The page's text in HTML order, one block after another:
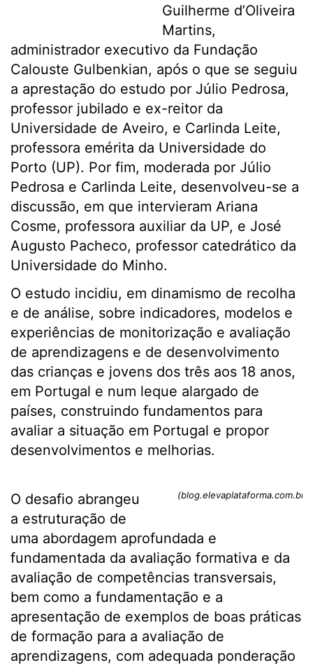
Guilherme d’Oliveira
Martins,
administrador executivo da Fundação
Calouste Gulbenkian, após o que se seguiu
a aprestação do estudo por Júlio Pedrosa,
professor jubilado e ex-reitor da
Universidade de Aveiro, e Carlinda Leite,
professora emérita da Universidade do
Porto (UP). Por fim, moderada por Júlio
Pedrosa e Carlinda Leite, desenvolveu-se a
discussão, em que intervieram Ariana
Cosme, professora auxiliar da UP, e José
Augusto Pacheco, professor catedrático da
Universidade do Minho.
O estudo incidiu, em dinamismo de recolha
e de análise, sobre indicadores, modelos e
experiências de monitorização e avaliação
de aprendizagens e de desenvolvimento
das crianças e jovens dos três aos 18 anos,
em Portugal e num leque alargado de
países, construindo fundamentos para
avaliar a situação em Portugal e propor
desenvolvimentos e melhorias.
(blog.elevaplataforma.com.br)
O desafio abrangeu
a estruturação de
uma abordagem aprofundada e
fundamentada da avaliação formativa e da
avaliação de competências transversais,
bem como a fundamentação e a
apresentação de exemplos de boas práticas
de formação para a avaliação de
aprendizagens, com adequada ponderação